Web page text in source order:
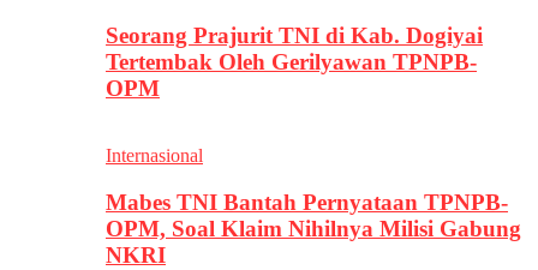
Seorang Prajurit TNI di Kab. Dogiyai
Tertembak Oleh Gerilyawan TPNPB-
OPM
Internasional
Mabes TNI Bantah Pernyataan TPNPB-
OPM, Soal Klaim Nihilnya Milisi Gabung
NKRI